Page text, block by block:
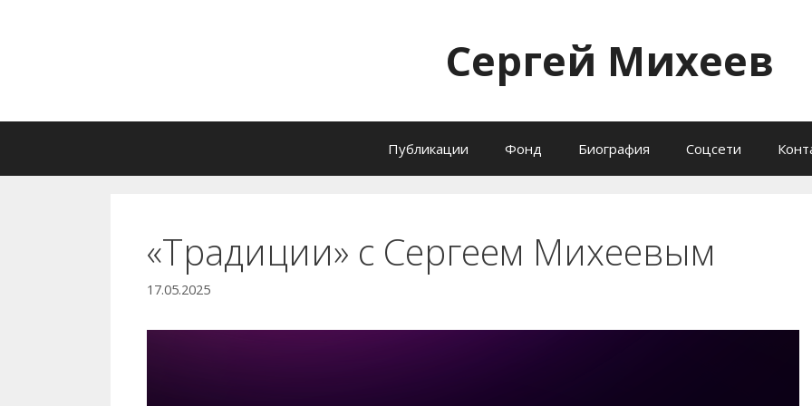
Сергей Михеев
Публикации Фонд Биография Соцсети
«Традиции» с Сергеем Михеевым
17.05.2025